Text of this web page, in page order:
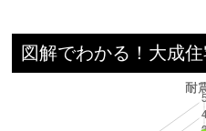
図解でわかる！大成